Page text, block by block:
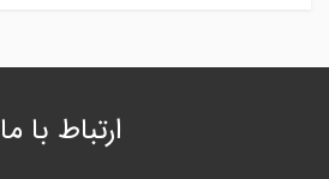
ارتباط با ما